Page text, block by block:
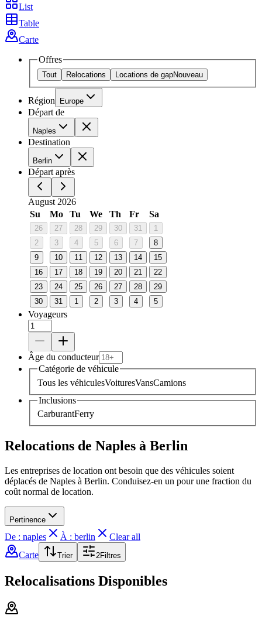
List
Table
Carte
Offres
Tout Relocations Locations de gapNouveau
Région Europe
Départ de
Naples
Destination
Berlin
Départ après
August 2026
Su
Mo Tu We Th Fr Sa
26 27 28 29 30 31
1
2
3 4 5 6 7
8
9
10 11 12 13 14
15
16
17 18 19 20 21
22
23
24 25 26 27 28
29
30
31 1 2 3 4 5
Voyageurs
Âge du conducteur
Catégorie de véhicule
Tous les véhiculesVoituresVansCamions
Inclusions
CarburantFerry
Relocations de Naples à Berlin
Les entreprises de location ont besoin que des véhicules soient
déplacés de Naples à Berlin. Conduisez-en un pour une fraction du
coût normal de location.
Pertinence
De : naples À : berlin
Clear all
Carte
Trier 2Filtres
Relocalisations Disponibles